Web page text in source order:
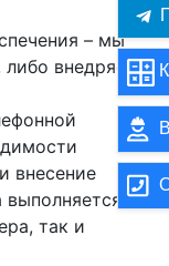
– мы
внедряем
внесение
так и